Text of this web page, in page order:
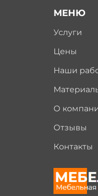
МЕНЮ
Услуги
Цены
Наши
О
Отзывы
Контакты